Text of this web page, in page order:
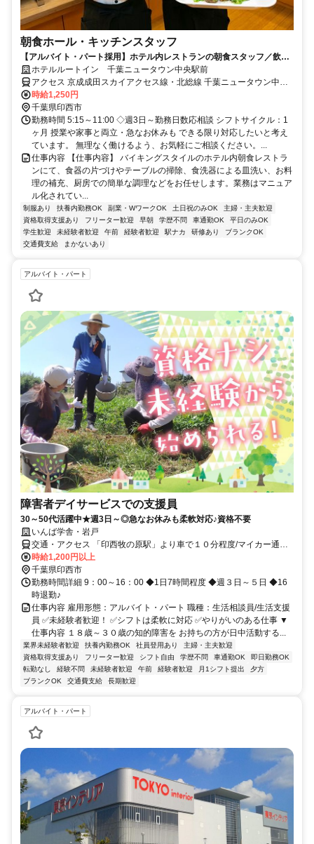
朝食ホール・キッチンスタッフ
【アルバイト・パート採用】ホテル内レストランの朝食スタッフ／飲食
未経験歓迎！主婦(夫)さん活躍中
ホテルルートイン 千葉ニュータウン中央駅前
アクセス 京成成田スカイアクセス線・北総線 千葉ニュータウン中央
徒歩約4分
時給1,250円
千葉県印西市
勤務時間 5:15～11:00 ◇週3日～勤務日数応相談 シフトサイクル：1
ヶ月 授業や家事と両立・急なお休みも できる限り対応したいと考え
ています。 無理なく働けるよう、お気軽にご相談ください。...
仕事内容 【仕事内容】 バイキングスタイルのホテル内朝食レストラ
ンにて、食器の片づけやテーブルの掃除、食洗器による皿洗い、お料
理の補充、厨房での簡単な調理などをお任せします。業務はマニュア
ル化されてい...
制服あり 扶養内勤務OK 副業・WワークOK 土日祝のみOK
主婦・主夫歓迎
資格取得支援あり
フリーター歓迎 早朝 学歴不問 車通勤OK
平日のみOK
学生歓迎
未経験者歓迎 午前 経験者歓迎 駅ナカ 研修あり
ブランクOK
交通費支給
まかないあり
アルバイト・パート
障害者デイサービスでの支援員
30～50代活躍中★週3日～◎急なお休みも柔軟対応♪資格不要
いんば学舎・岩戸
交通・アクセス 「印西牧の原駅」より車で１０分程度/マイカー通勤
OK
時給1,200円以上
千葉県印西市
勤務時間詳細 9：00～16：00 ◆1日7時間程度 ◆週３日～５日 ◆16
時退勤♪
仕事内容 雇用形態：アルバイト・パート 職種：生活相談員/生活支援
員 ✅未経験者歓迎！ ✅シフトは柔軟に対応 ✅やりがいのある仕事 ▼
仕事内容 １８歳～３０歳の知的障害を お持ちの方が日中活動する...
業界未経験者歓迎 扶養内勤務OK 社員登用あり
主婦・主夫歓迎
資格取得支援あり
フリーター歓迎 シフト自由 学歴不問 車通勤OK
即日勤務OK
転勤なし
経験不問 未経験者歓迎 午前 経験者歓迎 月1シフト提出
夕方
ブランクOK
交通費支給 長期歓迎
アルバイト・パート